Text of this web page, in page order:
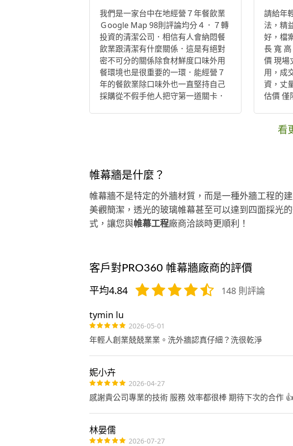
我們是一家台中在地經營７年餐飲業
Ｇoogle Map 98則評論均分４．７轉
投資的清潔公司．相信有人會納悶餐
飲業跟清潔有什麼關係．這是有絕對
密不可分的關係除食材鮮度口味外用
餐環境也是很重要的一環．能經營７
年的餐飲業除口味外也一直堅持自己
採購從不假手他人把守第一道關卡．
２０００居清不愉快經驗．於是
就．．．．．．．．．．．做餐飲跟
清潔有些許共同之處 如“餐飲 食物一
進到口中就知道好不好吃．食材新不
新鮮然而清潔服務過一次就知道層
次．水平到什麼程度兩者之間都是只
們是剛起步的公司但不是亂無章法我
們使用全球最大德國清潔設備，最新
美國進口水濾式清淨機服務，以設備
的效能來達到傳統使用藥劑的功效，
廚房的油垢也以設備來清除，倘若有
深層難處理的污垢也是用中性天然酵
素來處理，我們準備好了您家就是我
家希望能給我們一次服務的機會，也
顛覆我們與傳統居清的差別在哪
請給年
法，精
好，檔
長 寬
價 現場
用，成
資，丈
估價 僅
看
帷幕牆是什麼？
帷幕牆不是特定的外牆材質，而是一種外牆工程的
美觀簡潔，透光的玻璃帷幕甚至可以達到四面採光
式，讓您與帷幕工程廠商洽談時更順利！
客戶對PRO360 帷幕牆廠商的評價
平均4.84 148 則評論
tymin lu
2026-05-01
年輕人創業兢兢業業。洗外牆認真仔細？洗很乾淨
妮小卉
2026-04-27
感謝貴公司專業的技術 服務 效率都很棒 期待下次的合作
林晏儒
2026-07-27